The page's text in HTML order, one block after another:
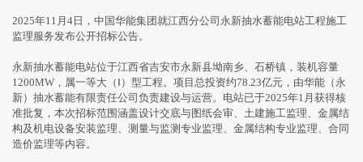
2025年11月4日，中国华能集团就江西分公司永新抽水蓄能电站工程施工
监理服务发布公开招标公告。
永新抽水蓄能电站位于江西省吉安市永新县坳南乡、石桥镇，装机容量
1200MW，属一等大（Ⅰ）型工程。项目总投资约78.23亿元，由华能（永
新）抽水蓄能有限责任公司负责建设与运营。电站已于2025年1月获得核
准批复，本次招标范围涵盖设计交底与图纸会审、土建施工监理、金属结
构及机电设备安装监理、测量与监测专业监理、金属结构专业监理、合同
造价监理等内容。